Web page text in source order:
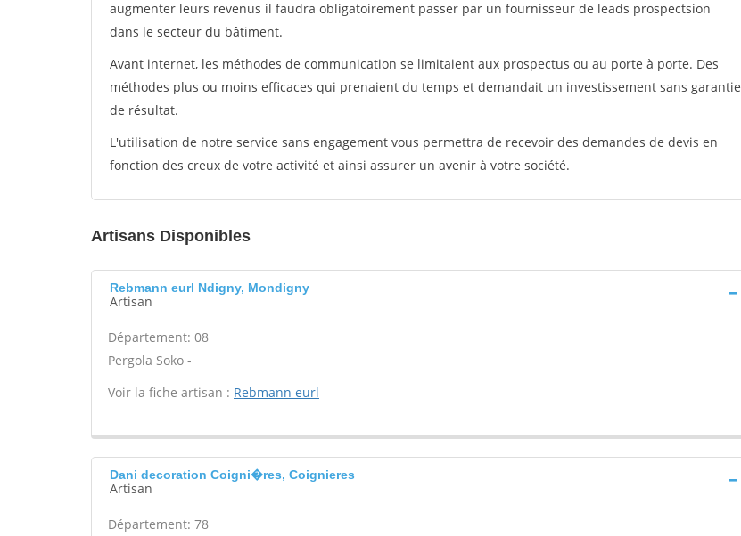
augmenter leurs revenus il faudra obligatoirement passer par un fournisseur de leads prospectsion
dans le secteur du bâtiment.
Avant internet, les méthodes de communication se limitaient aux prospectus ou au porte à porte. Des
méthodes plus ou moins efficaces qui prenaient du temps et demandait un investissement sans garantie
de résultat.
L'utilisation de notre service sans engagement vous permettra de recevoir des demandes de devis en
fonction des creux de votre activité et ainsi assurer un avenir à votre société.
Artisans Disponibles
Rebmann eurl Ndigny, Mondigny
Artisan
Département: 08
Pergola Soko -
Voir la fiche artisan : Rebmann eurl
Dani decoration Coigni�res, Coignieres
Artisan
Département: 78